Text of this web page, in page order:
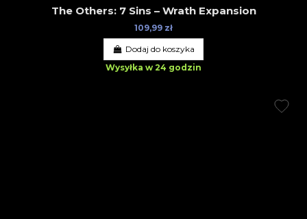
The Others: 7 Sins – Wrath Expansion
109,99 zł
Dodaj do koszyka
Wysyłka w 24 godzin